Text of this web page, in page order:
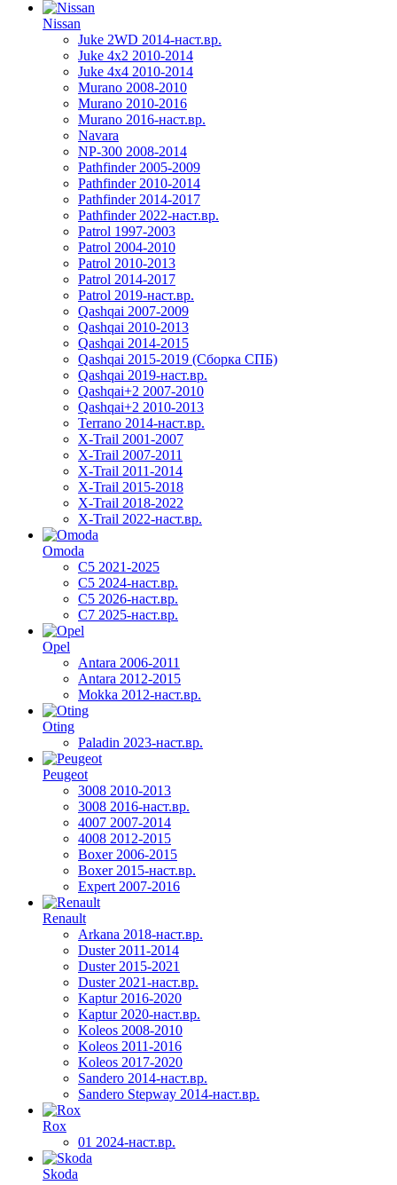
Nissan
Juke 2WD 2014-наст.вр.
Juke 4x2 2010-2014
Juke 4x4 2010-2014
Murano 2008-2010
Murano 2010-2016
Murano 2016-наст.вр.
Navara
NP-300 2008-2014
Pathfinder 2005-2009
Pathfinder 2010-2014
Pathfinder 2014-2017
Pathfinder 2022-наст.вр.
Patrol 1997-2003
Patrol 2004-2010
Patrol 2010-2013
Patrol 2014-2017
Patrol 2019-наст.вр.
Qashqai 2007-2009
Qashqai 2010-2013
Qashqai 2014-2015
Qashqai 2015-2019 (Сборка СПБ)
Qashqai 2019-наст.вр.
Qashqai+2 2007-2010
Qashqai+2 2010-2013
Terrano 2014-наст.вр.
X-Trail 2001-2007
X-Trail 2007-2011
X-Trail 2011-2014
X-Trail 2015-2018
X-Trail 2018-2022
X-Trail 2022-наст.вр.
Omoda
C5 2021-2025
C5 2024-наст.вр.
C5 2026-наст.вр.
C7 2025-наст.вр.
Opel
Antara 2006-2011
Antara 2012-2015
Mokka 2012-наст.вр.
Oting
Paladin 2023-наст.вр.
Peugeot
3008 2010-2013
3008 2016-наст.вр.
4007 2007-2014
4008 2012-2015
Boxer 2006-2015
Boxer 2015-наст.вр.
Expert 2007-2016
Renault
Arkana 2018-наст.вр.
Duster 2011-2014
Duster 2015-2021
Duster 2021-наст.вр.
Kaptur 2016-2020
Kaptur 2020-наст.вр.
Koleos 2008-2010
Koleos 2011-2016
Koleos 2017-2020
Sandero 2014-наст.вр.
Sandero Stepway 2014-наст.вр.
Rox
01 2024-наст.вр.
Skoda